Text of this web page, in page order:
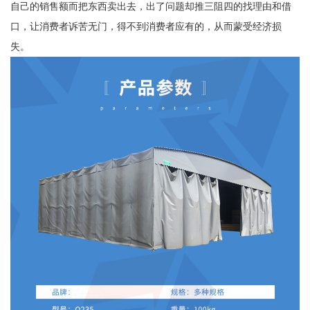
自己的销售额而把东西卖出去，出了问题却推三阻四的找理由和借
口，让消费者诉苦无门，得不到消费者应有的，从而蒙受经济损
失。